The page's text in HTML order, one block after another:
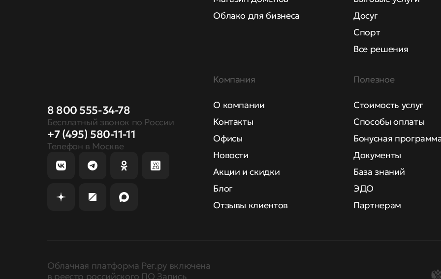
8 800 555-34-78
Бесплатный звонок по России
+7 (495) 580-11-11
Телефон в Москве
Облако для бизнеса
Досуг
Спорт
Все решения
Компания
О компании
Контакты
Офисы
Новости
Акции и скидки
Блог
Отзывы клиентов
Полезное
Стоимость услуг
Способы оплаты
Бонусная
Документы
База знаний
ЭДО
Партнерам
Облачная платформа Рег.ру включена
в реестр российского ПО Запись